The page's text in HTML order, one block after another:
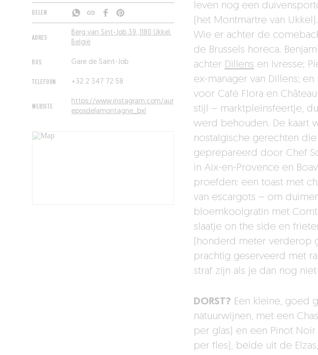
DELEN
ADRES
Berg van Sint-Job 39, 1180 Ukkel,
België
BUS Gare de Saint-Job
TELEFOON +32 2 347 72 58
WEBSITE
https://www.instagram.com/aur
eposdelamontagne_bxl
leven nog een
(het Montmartre van
Wie er achter de
de Brussels horeca.
achter Dillens en Ivresse;
ex-manager van Dillens;
voor Café Flora en
stijl – marktpleinsfeertje,
werd behouden. De kaart
nostalgische gerechten
geprepareerd door Chef
in Aix-en-Provence en
proefden: een toast met
van escargots – om
bloemkoolgratin met
slaatje on the side en
(honderd meter verderop
prachtig geserveerd met
straf zijn als je dan nog
DORST? Een kleine, goed
natuurwijnen, met een
per glas) en een Pinot
per fles), beide uit de